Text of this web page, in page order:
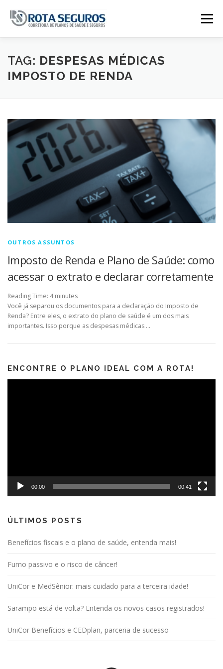
Menu
Página Principal Planos
TAG: DESPESAS MÉDICAS
IMPOSTO DE RENDA
OUTROS ASSUNTOS
Imposto de Renda e Plano de Saúde: como
acessar o extrato e declarar corretamente
Reading Time: 4 minutes
Você já separou os documentos para a declaração do Imposto de
Renda? Entre eles, o extrato do plano de saúde é um dos mais
importantes. Isso porque as despesas médicas …
ENCONTRE O PLANO IDEAL COM A ROTA!
00:00 00:41
ÚLTIMOS POSTS
Benefícios fiscais e o plano de saúde, entenda mais!
Fumo passivo e o risco de câncer!
UniCor e MedSênior: mais cuidado para a terceira idade!
Sarampo está de volta? Entenda os novos casos registrados!
UniCor Benefícios e CEDplan, parceria de sucesso